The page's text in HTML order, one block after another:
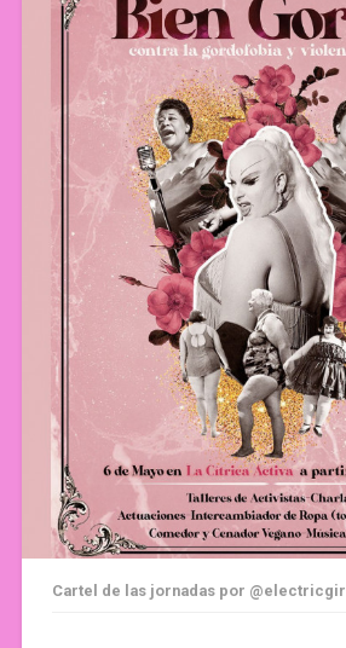
Cartel de las jornadas por @electricgirl